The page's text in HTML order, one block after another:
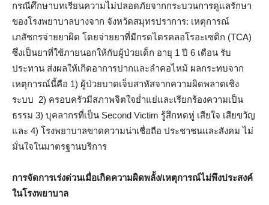
กรณีศึกษาบทเรียนความไม่ปลอดภัยจากกระบวนการดูแลรักษา
ของโรงพยาบาลบางจาก จังหวัดสมุทรปราการ: เหตุการณ์
เภสัชกรจ่ายยาผิด โดยจ่ายยาที่มีกรดไตรคลอโรอะเซติก (TCA)
ซึ่งเป็นยาที่ใช้ภายนอกให้กับผู้ป่วยเด็ก อายุ 1 ปี 6 เดือน รับ
ประทาน ส่งผลให้เกิดอาการปากและลำคอไหม้ ผลกระทบจาก
เหตุการณ์นี้คือ 1) ผู้ป่วยบาดเจ็บสาหัสจากความผิดพลาดเชิง
ระบบ 2) ครอบครัวมีสภาพจิตใจย่ำแย่และเรียกร้องความเป็น
ธรรม 3) บุคลากรที่เป็น Second Victim รู้สึกหดหู่ เสียใจ เสียขวัญ
และ 4) โรงพยาบาลขาดความน่าเชื่อถือ ประชาชนและสังคม ไม่
มั่นใจในมาตรฐานบริการ
การจัดการเร่งด่วนเมื่อเกิดความผิดพลั้ง/เหตุการณ์ไม่พึงประสงค์
ในโรงพยาบาล